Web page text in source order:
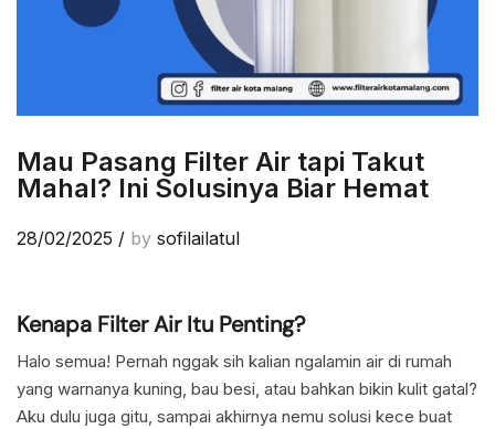
Mau Pasang Filter Air tapi Takut
Mahal? Ini Solusinya Biar Hemat
28/02/2025 / by sofilailatul
Kenapa Filter Air Itu Penting?
Halo semua! Pernah nggak sih kalian ngalamin air di rumah
yang warnanya kuning, bau besi, atau bahkan bikin kulit gatal?
Aku dulu juga gitu, sampai akhirnya nemu solusi kece buat